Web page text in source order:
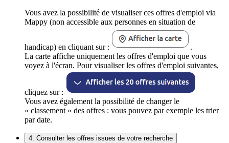
Vous avez la possibilité de visualiser ces offres d'emploi via
Mappy (non accessible aux personnes en situation de
handicap) en cliquant sur :
.
La carte affiche uniquement les offres d'emploi que vous
voyez à l'écran. Pour visualiser les offres d'emploi suivantes,
cliquez sur :
Vous avez également la possibilité de changer le
« classement » des offres : vous pouvez par exemple les trier
par date.
4. Consulter les offres issues de votre recherche